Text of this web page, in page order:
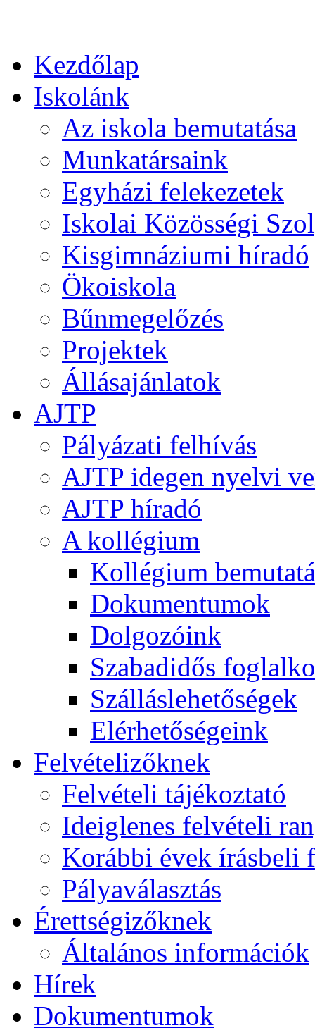
Kezdőlap
Iskolánk
Az iskola bemutatása
Munkatársaink
Egyházi felekezetek
Iskolai Közösségi
Kisgimnáziumi híradó
Ökoiskola
Bűnmegelőzés
Projektek
Állásajánlatok
AJTP
Pályázati felhívás
AJTP idegen nyelvi
AJTP híradó
A kollégium
Kollégium
Dokumentumok
Dolgozóink
Szabadidős
Szálláslehetőségek
Elérhetőségeink
Felvételizőknek
Felvételi tájékoztató
Ideiglenes felvételi
Korábbi évek írásbeli
Pályaválasztás
Érettségizőknek
Általános információk
Hírek
Dokumentumok